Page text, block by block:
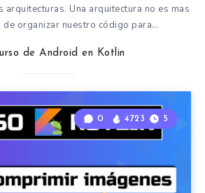
arquitecturas. Una arquitectura no es mas
de organizar nuestro código para…
de Android en Kotlin
0 4723 5